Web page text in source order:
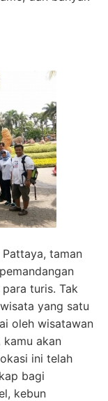
taman
turis. Tak
yang satu
oleh wisatawan
kamu akan
ini telah
bagi
kebun